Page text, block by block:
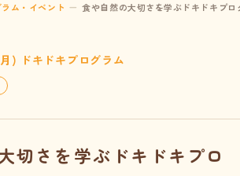
ラム・イベント 食や自然の大切さを学ぶドキドキプロ
) ドキドキプログラム
切さを学ぶドキドキプロ